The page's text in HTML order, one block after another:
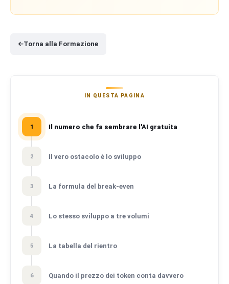
Torna alla Formazione
IN QUESTA PAGINA
1 Il numero che fa sembrare l'AI gratuita
2 Il vero ostacolo è lo sviluppo
3 La formula del break-even
4 Lo stesso sviluppo a tre volumi
5 La tabella del rientro
6 Quando il prezzo dei token conta davvero